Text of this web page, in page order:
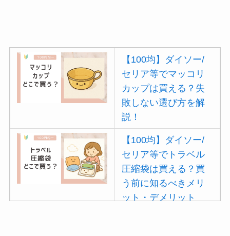
【100均】ダイソー/
セリア等でマッコリ
カップは買える？失
敗しない選び方を解
説！
【100均】ダイソー/
セリア等でトラベル
圧縮袋は買える？買
う前に知るべきメリ
ット・デメリット